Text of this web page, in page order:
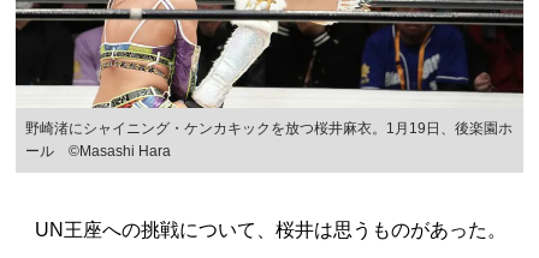
野崎渚にシャイニング・ケンカキックを放つ桜井麻衣。1月19日、後楽園ホ
ール ©Masashi Hara
UN王座への挑戦について、桜井は思うものがあった。